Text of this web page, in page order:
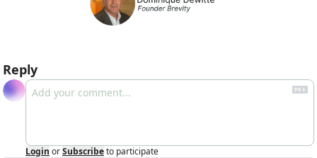
Reply
Login orSubscribeto participate